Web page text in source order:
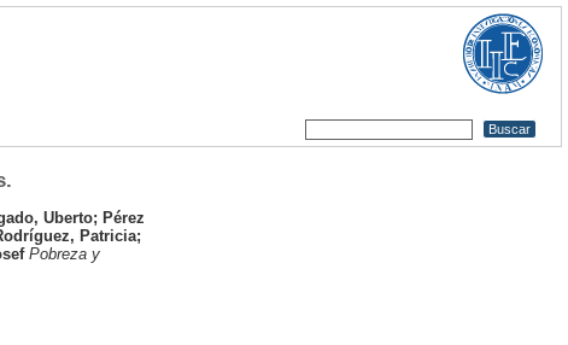
Uberto; Pérez
Patricia;
Pobreza y